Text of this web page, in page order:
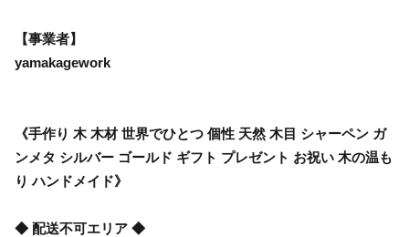
【事業者】
yamakagework
《手作り 木 木材 世界でひとつ 個性 天然 木目 シャーペン ガ
ンメタ シルバー ゴールド ギフト プレゼント お祝い 木の温も
り ハンドメイド》
◆ 配送不可エリア ◆